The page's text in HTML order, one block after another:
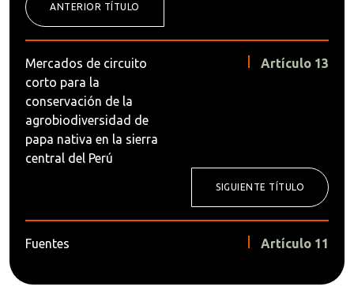
ANTERIOR TÍTULO
Mercados de circuito
corto para la
conservación de la
agrobiodiversidad de
papa nativa en la sierra
central del Perú
Artículo 13
SIGUIENTE TÍTULO
Fuentes Artículo 11